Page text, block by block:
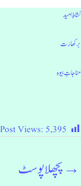
نشاطِ امید
برکھا رت
مناجاتِ بیوہ
Post Views: 5,395
→پچھلا پوسٹ